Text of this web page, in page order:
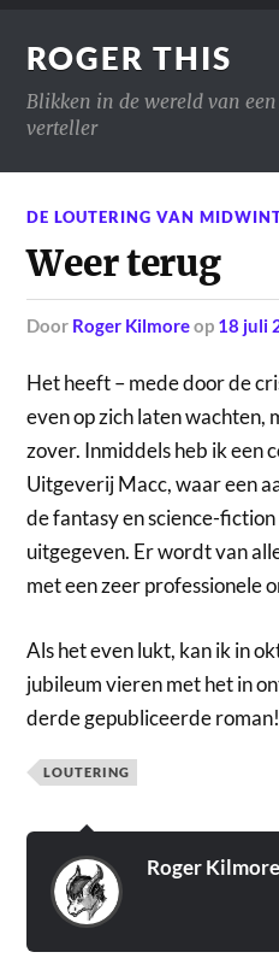
ROGER THIS
Blikken in de wereld van
verteller
DE LOUTERING VAN
Weer terug
door Roger Kilmoreop 18 juli
Het heeft – mede door de
even op zich laten wachten,
zover. Inmiddels heb ik een
Uitgeverij Macc, waar een
de fantasy en science-
uitgegeven. Er wordt van
met een zeer professionele
Als het even lukt, kan ik in
jubileum vieren met het in
derde gepubliceerde roman!
LOUTERING
Roger Kilmore